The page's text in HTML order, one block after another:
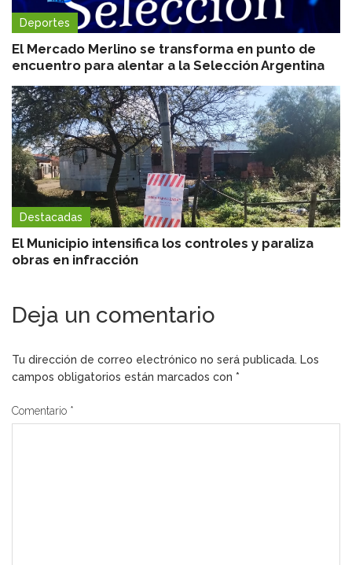
Deportes
El Mercado Merlino se transforma en punto de
encuentro para alentar a la Selección Argentina
Destacadas
El Municipio intensifica los controles y paraliza
obras en infracción
Deja un comentario
Tu dirección de correo electrónico no será publicada. Los
campos obligatorios están marcados con *
Comentario *